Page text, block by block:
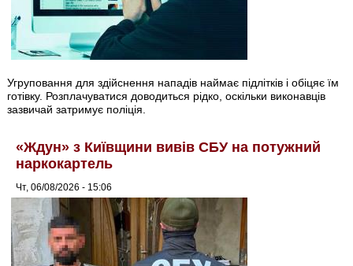
Угруповання для здійснення нападів наймає підлітків і обіцяє їм
готівку. Розплачуватися доводиться рідко, оскільки виконавців
зазвичай затримує поліція.
«Ждун» з Київщини вивів СБУ на потужний
наркокартель
Чт, 06/08/2026 - 15:06